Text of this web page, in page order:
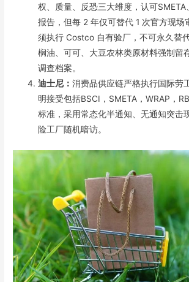
权、质量、反恐三大维度，认可SMETA
报告，但每 2 年仅可替代 1 次官方现场
须执行 Costco 自有验厂，不可永久替
榈油、可可、大豆农林类原材料强制留
调查档案。
迪士尼：消费品供应链严格执行国际劳
明接受包括BSCI，SMETA，WRAP，
标准，采用常态化半通知、无通知突击
险工厂随机暗访。